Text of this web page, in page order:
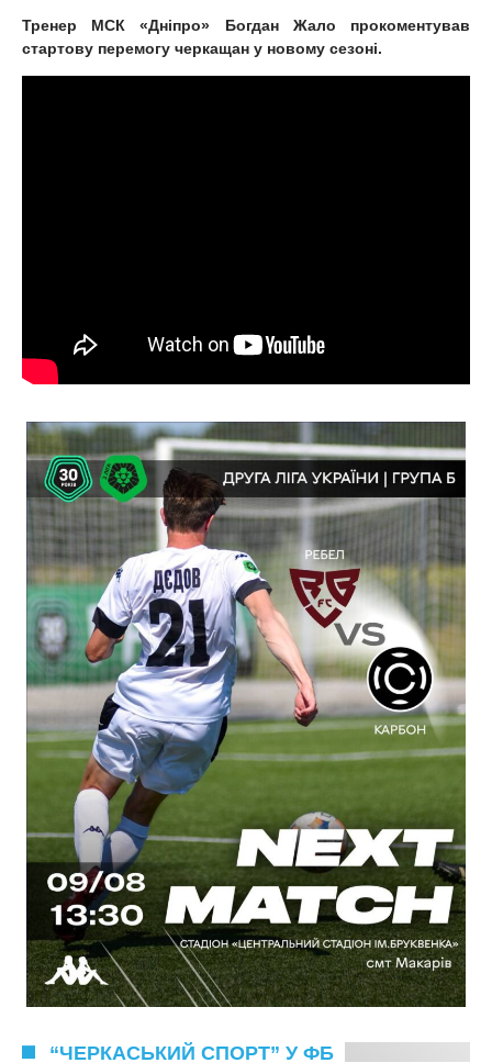
Тренер МСК «Дніпро» Богдан Жало прокоментував
стартову перемогу черкащан у новому сезоні.
“ЧЕРКАСЬКИЙ СПОРТ” У ФБ